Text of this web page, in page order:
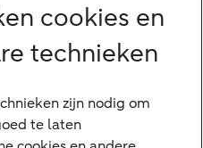
cookies en
technieken
zijn nodig om
te laten